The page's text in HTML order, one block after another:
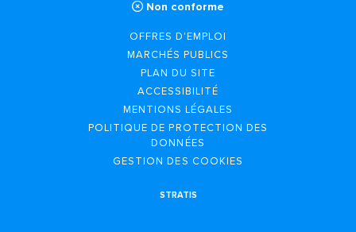
Non conforme
OFFRES D'EMPLOI
MARCHÉS PUBLICS
PLAN DU SITE
ACCESSIBILITÉ
MENTIONS LÉGALES
POLITIQUE DE PROTECTION DES
DONNÉES
GESTION DES COOKIES
STRATIS